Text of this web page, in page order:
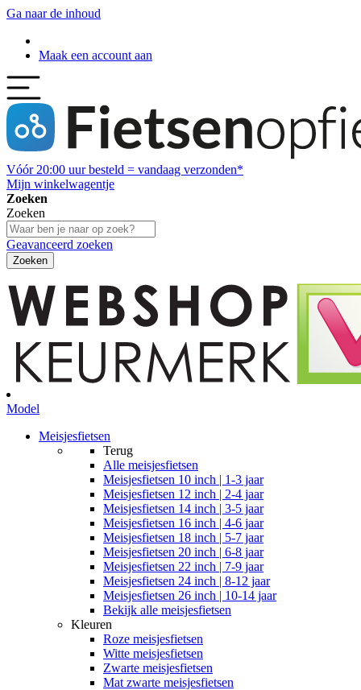
Ga naar de inhoud
Maak een account aan
Vóór 20:00 uur besteld = vandaag verzonden*
Mijn winkelwagentje
Zoeken
Zoeken
Geavanceerd zoeken
Zoeken
Model
Meisjesfietsen
Terug
Alle meisjesfietsen
Meisjesfietsen 10 inch | 1-3 jaar
Meisjesfietsen 12 inch | 2-4 jaar
Meisjesfietsen 14 inch | 3-5 jaar
Meisjesfietsen 16 inch | 4-6 jaar
Meisjesfietsen 18 inch | 5-7 jaar
Meisjesfietsen 20 inch | 6-8 jaar
Meisjesfietsen 22 inch | 7-9 jaar
Meisjesfietsen 24 inch | 8-12 jaar
Meisjesfietsen 26 inch | 10-14 jaar
Bekijk alle meisjesfietsen
Kleuren
Roze meisjesfietsen
Witte meisjesfietsen
Zwarte meisjesfietsen
Mat zwarte meisjesfietsen